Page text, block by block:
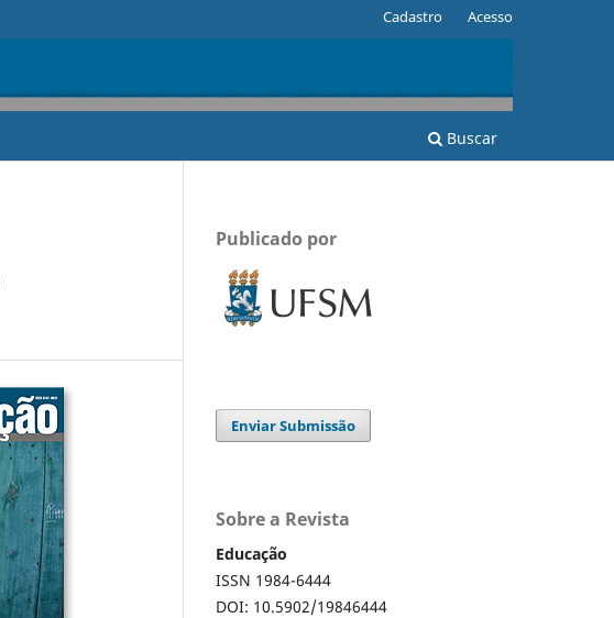
Buscar
Cadastro Acesso
Publicado por
Enviar Submissão
Sobre a Revista
Educação
ISSN 1984-6444
DOI: 10.5902/19846444